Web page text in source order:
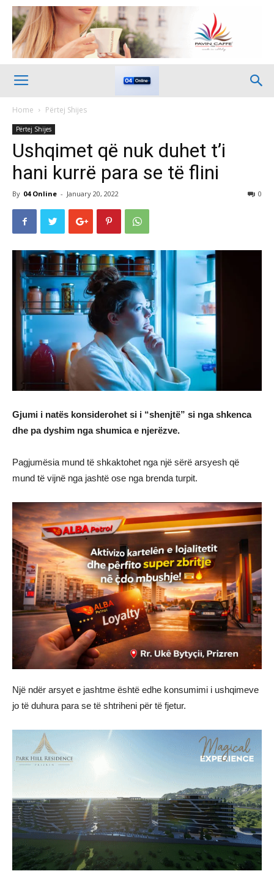
Home Përtej Shijes
Përtej Shijes
Ushqimet që nuk duhet t’i
hani kurrë para se të flini
By 04 Online - January 20, 2022 0
Gjumi i natës konsiderohet si i “shenjtë” si nga shkenca
dhe pa dyshim nga shumica e njerëzve.
Pagjumësia mund të shkaktohet nga një sërë arsyesh që
mund të vijnë nga jashtë ose nga brenda turpit.
Një ndër arsyet e jashtme është edhe konsumimi i ushqimeve
jo të duhura para se të shtriheni për të fjetur.